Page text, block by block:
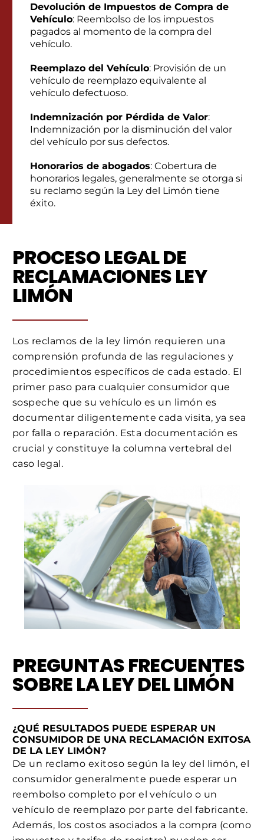
Devolución de Impuestos de Compra de
Vehículo: Reembolso de los impuestos
pagados al momento de la compra del
vehículo.
Reemplazo del Vehículo: Provisión de un
vehículo de reemplazo equivalente al
vehículo defectuoso.
Indemnización por Pérdida de Valor:
Indemnización por la disminución del valor
del vehículo por sus defectos.
Honorarios de abogados: Cobertura de
honorarios legales, generalmente se otorga si
su reclamo según la Ley del Limón tiene
éxito.
PROCESO LEGAL DE
RECLAMACIONES LEY
LIMÓN
Los reclamos de la ley limón requieren una
comprensión profunda de las regulaciones y
procedimientos específicos de cada estado. El
primer paso para cualquier consumidor que
sospeche que su vehículo es un limón es
documentar diligentemente cada visita, ya sea
por falla o reparación. Esta documentación es
crucial y constituye la columna vertebral del
caso legal.
PREGUNTAS FRECUENTES
SOBRE LA LEY DEL LIMÓN
¿QUÉ RESULTADOS PUEDE ESPERAR UN
CONSUMIDOR DE UNA RECLAMACIÓN EXITOSA
DE LA LEY LIMÓN?
De un reclamo exitoso según la ley del limón, el
consumidor generalmente puede esperar un
reembolso completo por el vehículo o un
vehículo de reemplazo por parte del fabricante.
Además, los costos asociados a la compra (como